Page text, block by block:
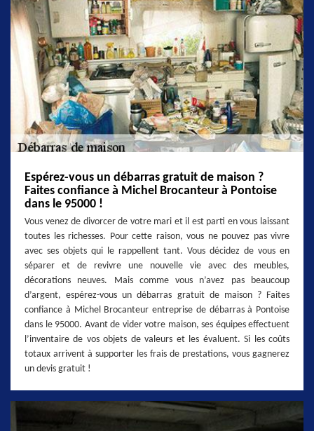
Espérez-vous un débarras gratuit de maison ?
Faites confiance à Michel Brocanteur à Pontoise
dans le 95000 !
Vous venez de divorcer de votre mari et il est parti en vous laissant
toutes les richesses. Pour cette raison, vous ne pouvez pas vivre
avec ses objets qui le rappellent tant. Vous décidez de vous en
séparer et de revivre une nouvelle vie avec des meubles,
décorations neuves. Mais comme vous n’avez pas beaucoup
d’argent, espérez-vous un débarras gratuit de maison ? Faites
confiance à Michel Brocanteur entreprise de débarras à Pontoise
dans le 95000. Avant de vider votre maison, ses équipes effectuent
l’inventaire de vos objets de valeurs et les évaluent. Si les coûts
totaux arrivent à supporter les frais de prestations, vous gagnerez
un devis gratuit !